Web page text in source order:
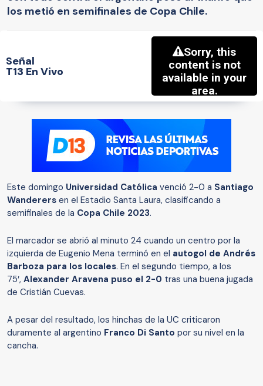
los metió en semifinales de Copa Chile.
Señal
T13 En Vivo
Este domingo Universidad Católica venció 2-0 a Santiago
Wanderers en el Estadio Santa Laura, clasificando a
semifinales de la Copa Chile 2023.
El marcador se abrió al minuto 24 cuando un centro por la
izquierda de Eugenio Mena terminó en el autogol de Andrés
Barboza para los locales. En el segundo tiempo, a los
75′, Alexander Aravena puso el 2-0 tras una buena jugada
de Cristián Cuevas.
A pesar del resultado, los hinchas de la UC criticaron
duramente al argentino Franco Di Santo por su nivel en la
cancha.